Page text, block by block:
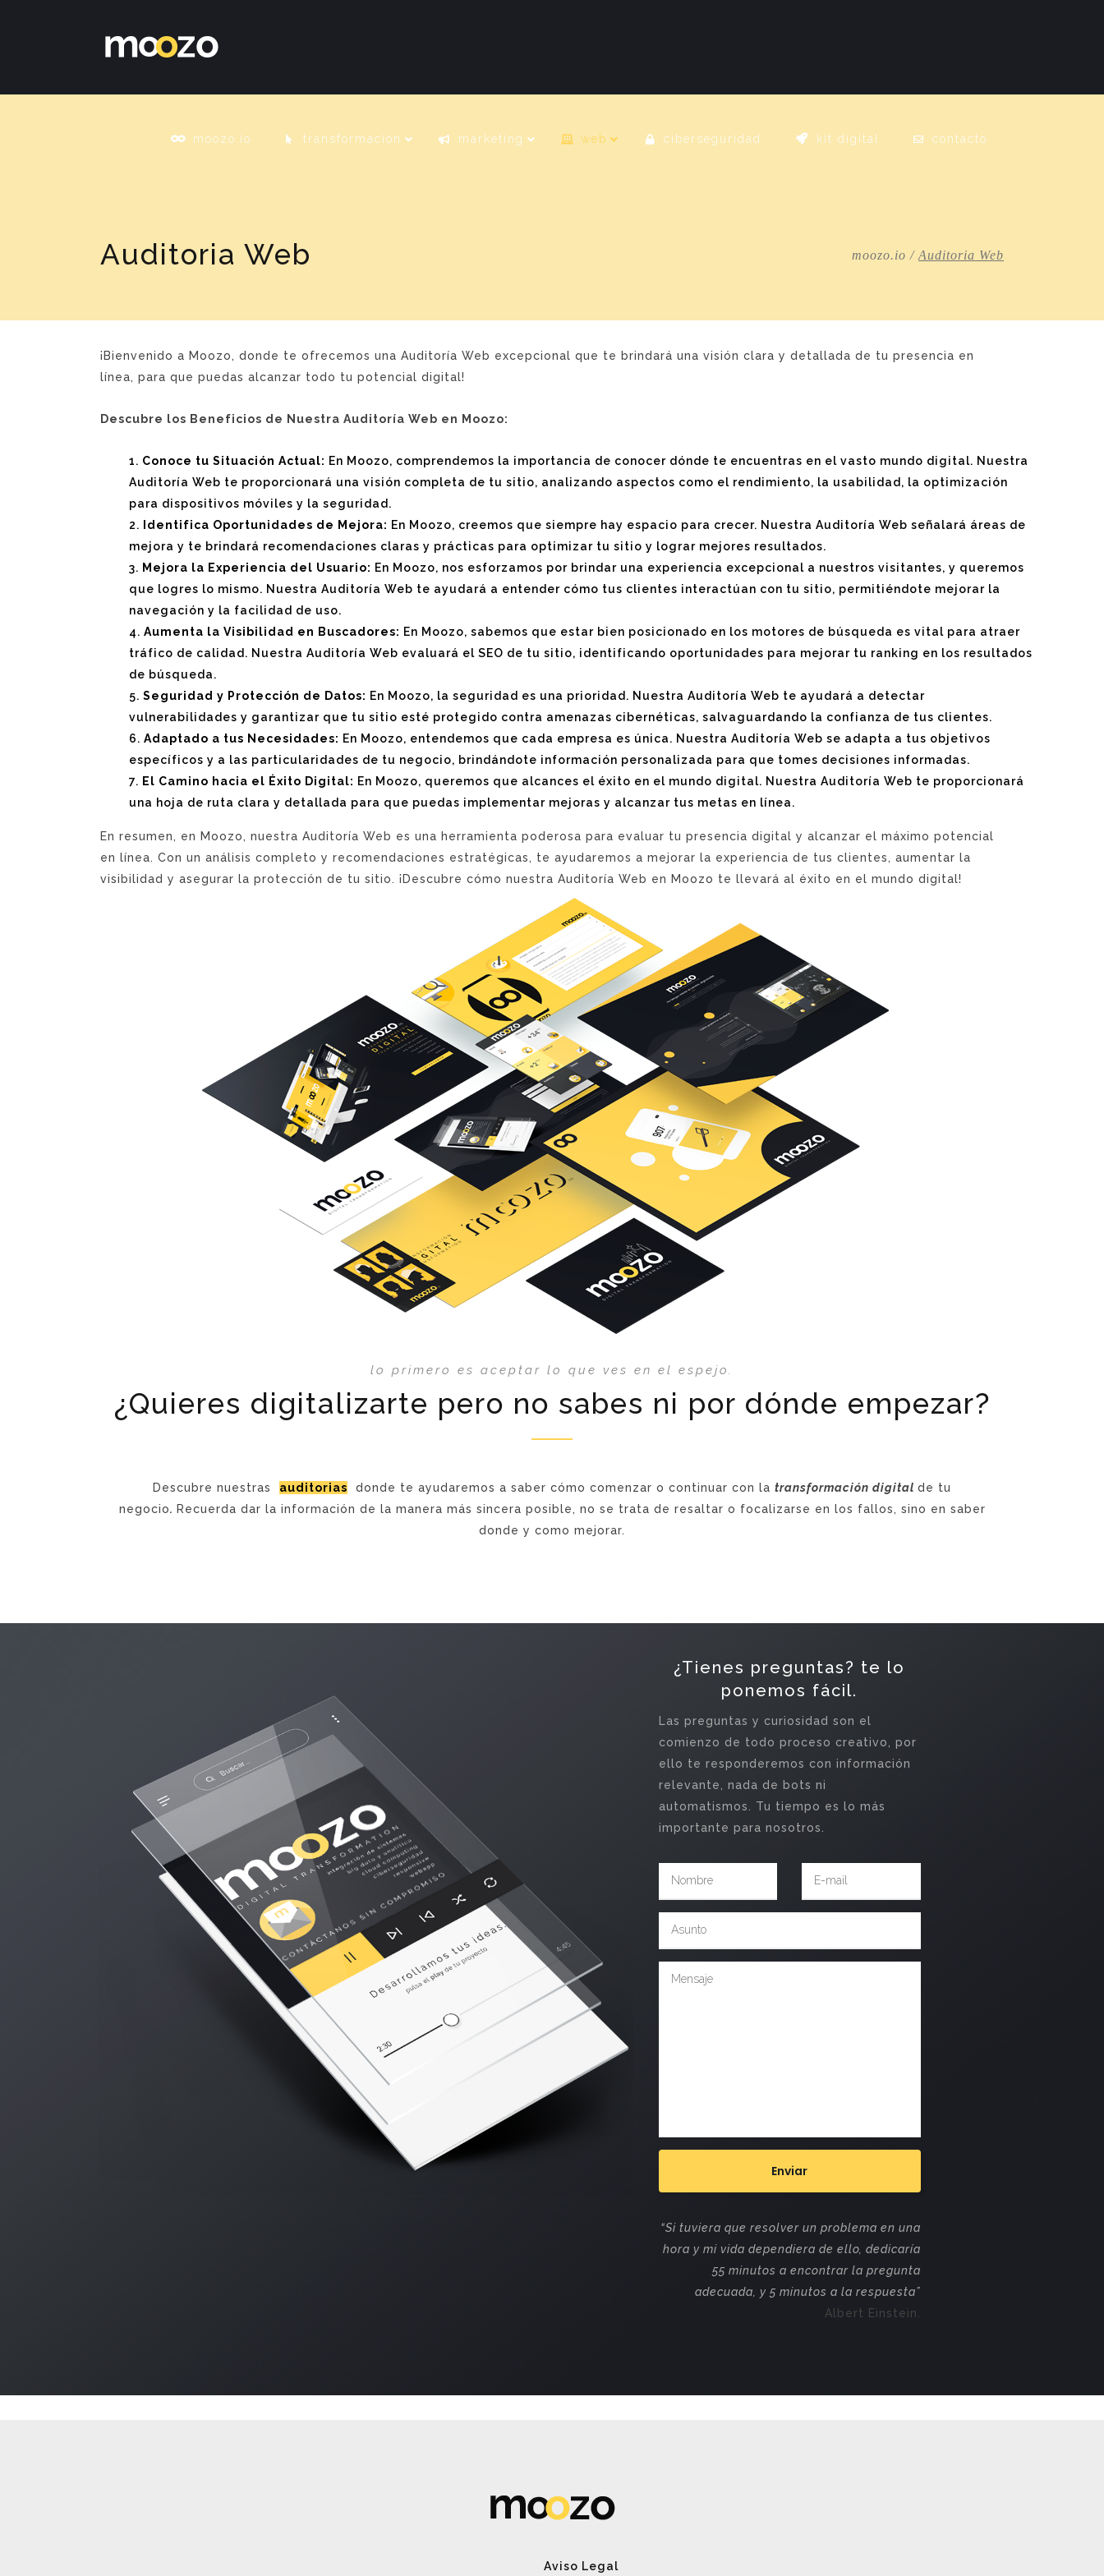
moozo.io transformación marketing web ciberseguridad kit digital contacto
Auditoria Web moozo.io / Auditoria Web
¡Bienvenido a Moozo, donde te ofrecemos una Auditoría Web excepcional que te brindará una visión clara y detallada de tu presencia en
línea, para que puedas alcanzar todo tu potencial digital!
Descubre los Beneficios de Nuestra Auditoría Web en Moozo:
Conoce tu Situación Actual: En Moozo, comprendemos la importancia de conocer dónde te encuentras en el vasto mundo digital. Nuestra
Auditoría Web te proporcionará una visión completa de tu sitio, analizando aspectos como el rendimiento, la usabilidad, la optimización
para dispositivos móviles y la seguridad.
Identifica Oportunidades de Mejora: En Moozo, creemos que siempre hay espacio para crecer. Nuestra Auditoría Web señalará áreas de
mejora y te brindará recomendaciones claras y prácticas para optimizar tu sitio y lograr mejores resultados.
Mejora la Experiencia del Usuario: En Moozo, nos esforzamos por brindar una experiencia excepcional a nuestros visitantes, y queremos
que logres lo mismo. Nuestra Auditoría Web te ayudará a entender cómo tus clientes interactúan con tu sitio, permitiéndote mejorar la
navegación y la facilidad de uso.
Aumenta la Visibilidad en Buscadores: En Moozo, sabemos que estar bien posicionado en los motores de búsqueda es vital para atraer
tráfico de calidad. Nuestra Auditoría Web evaluará el SEO de tu sitio, identificando oportunidades para mejorar tu ranking en los resultados
de búsqueda.
Seguridad y Protección de Datos: En Moozo, la seguridad es una prioridad. Nuestra Auditoría Web te ayudará a detectar
vulnerabilidades y garantizar que tu sitio esté protegido contra amenazas cibernéticas, salvaguardando la confianza de tus clientes.
Adaptado a tus Necesidades: En Moozo, entendemos que cada empresa es única. Nuestra Auditoría Web se adapta a tus objetivos
específicos y a las particularidades de tu negocio, brindándote información personalizada para que tomes decisiones informadas.
El Camino hacia el Éxito Digital: En Moozo, queremos que alcances el éxito en el mundo digital. Nuestra Auditoría Web te proporcionará
una hoja de ruta clara y detallada para que puedas implementar mejoras y alcanzar tus metas en línea.
En resumen, en Moozo, nuestra Auditoría Web es una herramienta poderosa para evaluar tu presencia digital y alcanzar el máximo potencial
en línea. Con un análisis completo y recomendaciones estratégicas, te ayudaremos a mejorar la experiencia de tus clientes, aumentar la
visibilidad y asegurar la protección de tu sitio. ¡Descubre cómo nuestra Auditoría Web en Moozo te llevará al éxito en el mundo digital!
lo primero es aceptar lo que ves en el espejo.
¿Quieres digitalizarte pero no sabes ni por dónde empezar?
Descubre nuestras auditorias donde te ayudaremos a saber cómo comenzar o continuar con la transformación digital de tu
negocio. Recuerda dar la información de la manera más sincera posible, no se trata de resaltar o focalizarse en los fallos, sino en saber
donde y como mejorar.
¿Tienes preguntas? te lo
ponemos fácil.
Las preguntas y curiosidad son el
comienzo de todo proceso creativo, por
ello te responderemos con información
relevante, nada de bots ni
automatismos. Tu tiempo es lo más
importante para nosotros.
“Si tuviera que resolver un problema en una
hora y mi vida dependiera de ello, dedicaría
55 minutos a encontrar la pregunta
adecuada, y 5 minutos a la respuesta”
Albert Einstein.
Aviso Legal